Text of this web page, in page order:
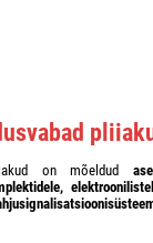
on mõeldud